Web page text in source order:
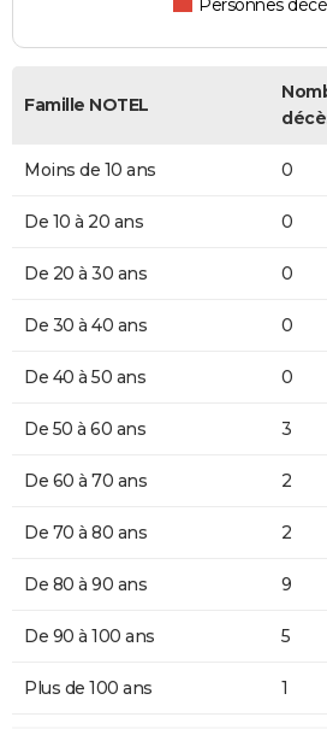
Personnes
Famille NOTEL
Moins de 10 ans 0
De 10 à 20 ans 0
De 20 à 30 ans 0
De 30 à 40 ans 0
De 40 à 50 ans 0
De 50 à 60 ans 3
De 60 à 70 ans 2
De 70 à 80 ans 2
De 80 à 90 ans 9
De 90 à 100 ans 5
Plus de 100 ans 1